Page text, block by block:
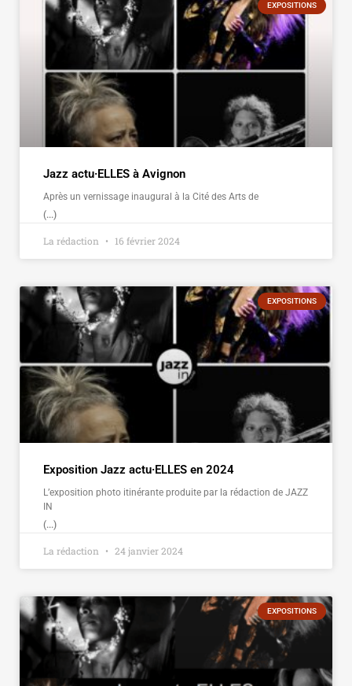
EXPOSITIONS
Jazz actu·ELLES à Avignon
Après un vernissage inaugural à la Cité des Arts de
(...)
La rédaction 16 février 2024
EXPOSITIONS
Exposition Jazz actu·ELLES en 2024
L’exposition photo itinérante produite par la rédaction de JAZZ
IN
(...)
La rédaction 24 janvier 2024
EXPOSITIONS